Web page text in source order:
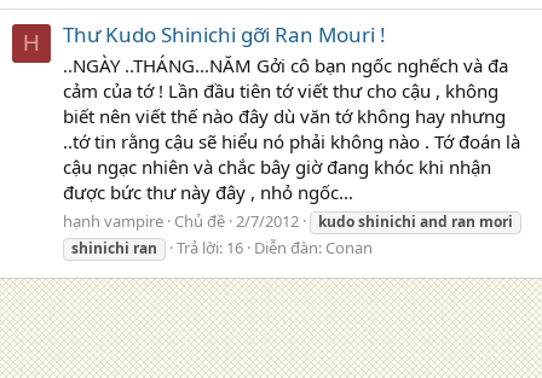
H Thư Kudo Shinichi gỡi Ran Mouri !
..NGÀY ..THÁNG...NĂM Gởi cô bạn ngốc nghếch và đa
cảm của tớ ! Lần đầu tiên tớ viết thư cho cậu , không
biết nên viết thế nào đây dù văn tớ không hay nhưng
..tớ tin rằng cậu sẽ hiểu nó phải không nào . Tớ đoán là
cậu ngạc nhiên và chắc bây giờ đang khóc khi nhận
được bức thư này đây , nhỏ ngốc...
hạnh vampire Chủ đề 2/7/2012 kudoshinichi and ran mori
shinichi ran Trả lời: 16 Diễn đàn: Conan